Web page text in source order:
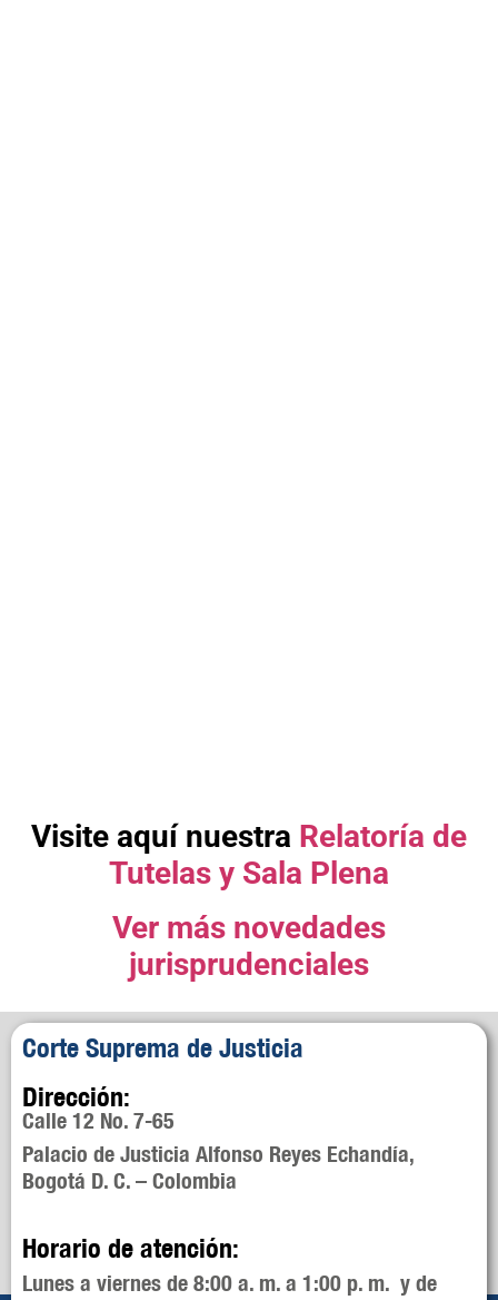
Visite aquí nuestra Relatoría de
Tutelas y Sala Plena
Ver más novedades
jurisprudenciales
Corte Suprema de Justicia
Dirección:
Calle 12 No. 7-65
Palacio de Justicia Alfonso Reyes Echandía,
Bogotá D. C. – Colombia
Horario de atención:
Lunes a viernes de 8:00 a. m. a 1:00 p. m. y de